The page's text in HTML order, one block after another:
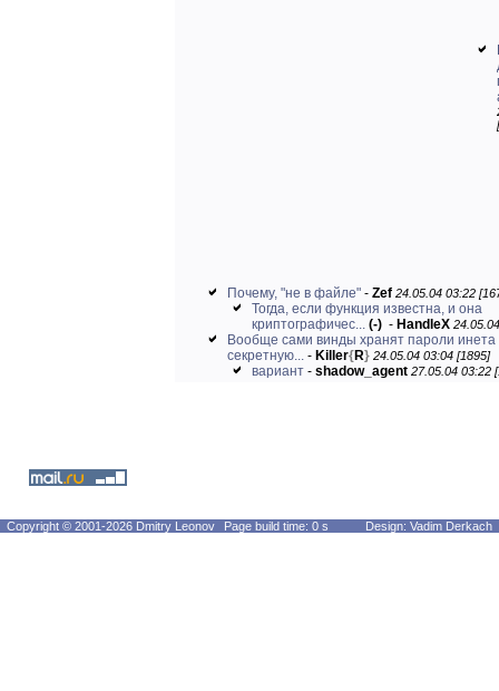
Почему, "не в файле" - Zef 24.05.04 03:22
Тогда, если функция известна, и она
криптографичес... (-) - HandleX
Вообще сами винды хранят пароли инета
секретную... - Killer{R} 24.05.04 03:04 [1895]
вариант - shadow_agent 27.05.04 03:22
Copyright © 2001-2026 Dmitry Leonov Page build time: 0 s Design: Vadim Derkach